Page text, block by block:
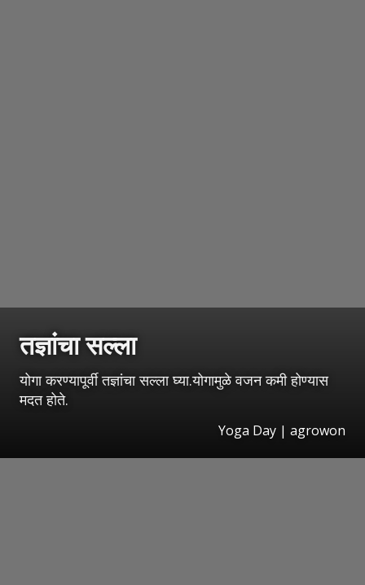
तज्ञांचा सल्ला
योगा करण्यापूर्वी तज्ञांचा सल्ला घ्या.योगामुळे वजन कमी होण्यास
मदत होते.
Yoga Day | agrowon